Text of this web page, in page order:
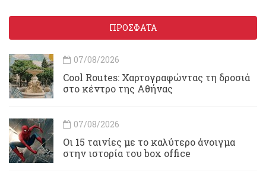
ΠΡΟΣΦΑΤΑ
07/08/2026
Cool Routes: Χαρτογραφώντας τη δροσιά
στο κέντρο της Αθήνας
07/08/2026
Οι 15 ταινίες με το καλύτερο άνοιγμα
στην ιστορία του box office